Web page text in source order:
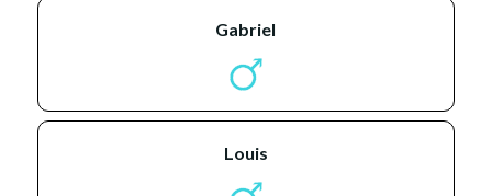
gabriel
louis